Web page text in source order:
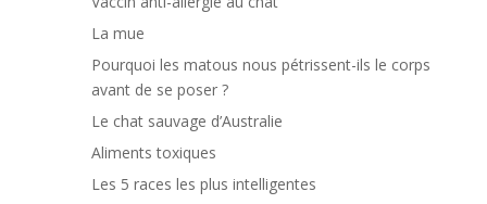
La mue
Pourquoi les matous nous pétrissent-ils le corps
avant de se poser ?
Le chat sauvage d’Australie
Aliments toxiques
Les 5 races les plus intelligentes